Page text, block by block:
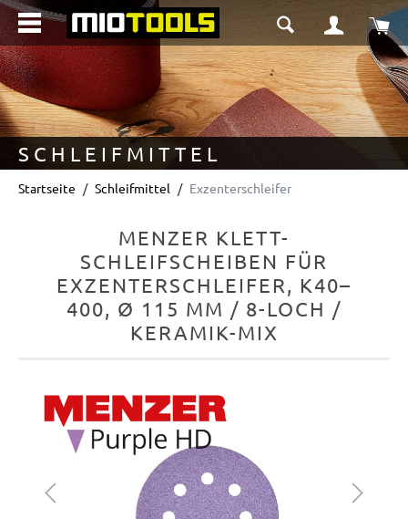
springen
SCHLEIFMITTEL
Startseite Schleifmittel Exzenterschleifer
MENZER KLETT-
SCHLEIFSCHEIBEN FÜR
EXZENTERSCHLEIFER, K40–
400, Ø 115 MM / 8-LOCH /
KERAMIK-MIX
Bildergalerie überspringen